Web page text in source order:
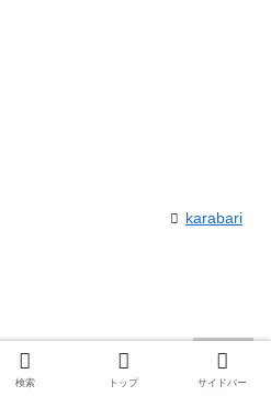
karabari
検索 トップ サイドバー